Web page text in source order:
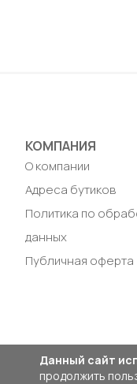
КОМПАНИЯ
О компании
Адреса бутиков
Политика по
данных
Публичная оферта
Данный сайт
продолжить